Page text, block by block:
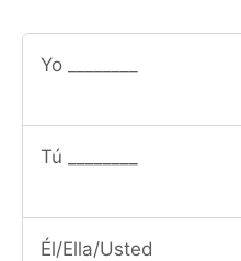
Yo ________
Tú ________
Él/Ella/Usted